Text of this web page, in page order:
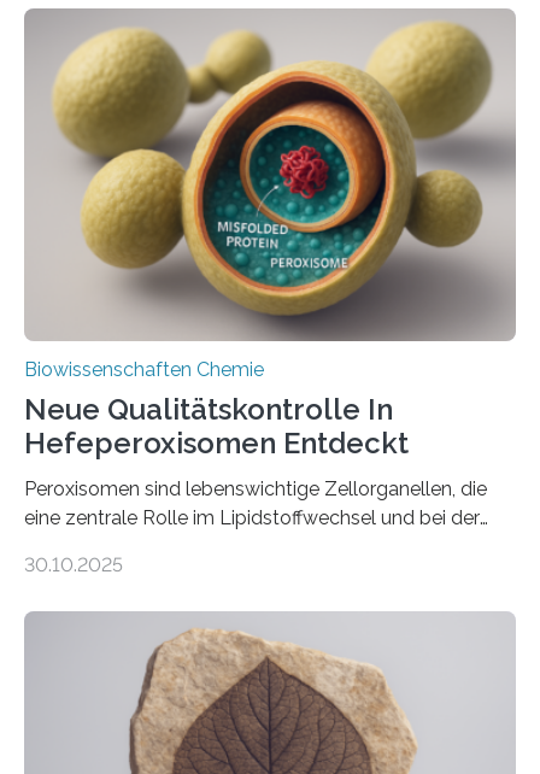
Biowissenschaften Chemie
Neue Qualitätskontrolle In
Hefeperoxisomen Entdeckt
Peroxisomen sind lebenswichtige Zellorganellen, die
eine zentrale Rolle im Lipidstoffwechsel und bei der
erfüllen können, müssen zahlreiche Enzyme präzise in
der Ruhr-Universität Bochum um Prof. Dr. Ralf Erdmann
und Dr. Ismaila Francis Yusuf hat nun einen bislang
unbekannten Qualitätskontrollmechanismus des
peroxisomalen Proteintransports in der Bäckerhefe
Saccharomyces cerevisiae entdeckt, der für die
30.10.2025